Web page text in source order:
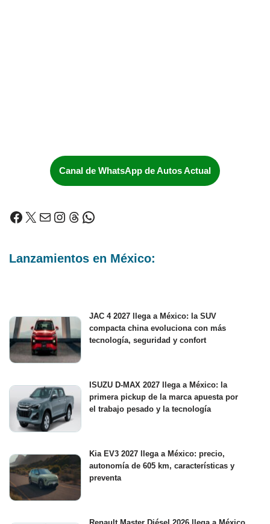
Canal de WhatsApp de Autos Actual
Lanzamientos en México:
JAC 4 2027 llega a México: la SUV
compacta china evoluciona con más
tecnología, seguridad y confort
ISUZU D-MAX 2027 llega a México: la
primera pickup de la marca apuesta por
el trabajo pesado y la tecnología
Kia EV3 2027 llega a México: precio,
autonomía de 605 km, características y
preventa